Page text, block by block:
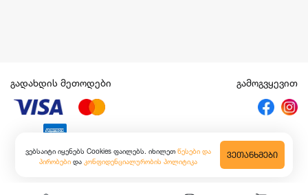
ვებსაიტი იყენებს Cookies ფაილებს. იხილეთ წესები და
პირობები და კონფიდენციალურობის პოლიტიკა
ᲕᲔᲗᲐᲜᲮᲛᲔᲑᲘ
გადახდის მეთოდები გამოგვყევით